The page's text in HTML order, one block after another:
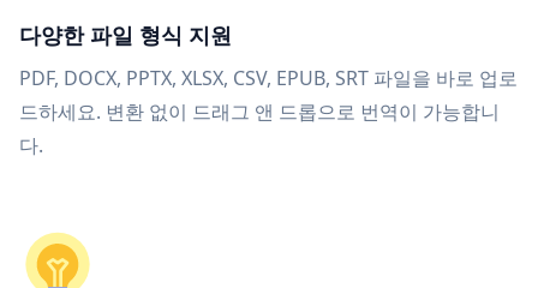
다양한 파일 형식 지원
PDF, DOCX, PPTX, XLSX, CSV, EPUB, SRT 파일을 바로 업로
드하세요. 변환 없이 드래그 앤 드롭으로 번역이 가능합니
다.